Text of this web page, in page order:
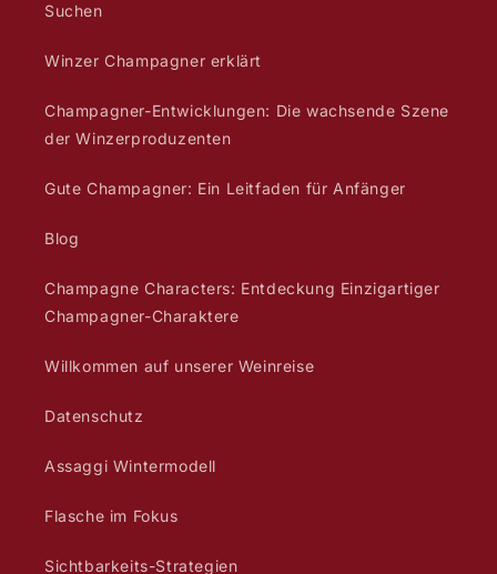
Suchen
Winzer Champagner erklärt
Champagner-Entwicklungen: Die wachsende Szene
der Winzerproduzenten
Gute Champagner: Ein Leitfaden für Anfänger
Blog
Champagne Characters: Entdeckung Einzigartiger
Champagner-Charaktere
Willkommen auf unserer Weinreise
Datenschutz
Assaggi Wintermodell
Flasche im Fokus
Sichtbarkeits-Strategien